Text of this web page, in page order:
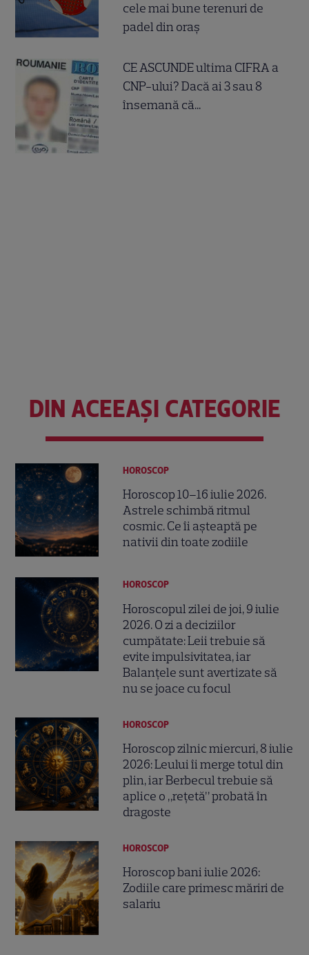
cele mai bune terenuri de
padel din oraș
CE ASCUNDE ultima CIFRA a
CNP-ului? Dacă ai 3 sau 8
însemană că...
DIN ACEEAȘI CATEGORIE
HOROSCOP
Horoscop 10–16 iulie 2026.
Astrele schimbă ritmul
cosmic. Ce îi așteaptă pe
nativii din toate zodiile
HOROSCOP
Horoscopul zilei de joi, 9 iulie
2026. O zi a deciziilor
cumpătate: Leii trebuie să
evite impulsivitatea, iar
Balanțele sunt avertizate să
nu se joace cu focul
HOROSCOP
Horoscop zilnic miercuri, 8 iulie
2026: Leului îi merge totul din
plin, iar Berbecul trebuie să
aplice o „rețetă” probată în
dragoste
HOROSCOP
Horoscop bani iulie 2026:
Zodiile care primesc măriri de
salariu